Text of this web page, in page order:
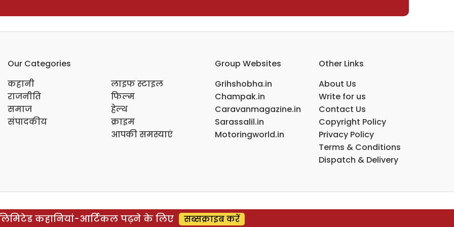
Our Categories
कहानी
राजनीति
समाज
संपादकीय
लाइफ स्टाइल
फिल्म
हेल्थ
क्राइम
आपकी समस्याएं
Group Websites
Grihshobha.in
Champak.in
Caravanmagazine.in
Sarassalil.in
Motoringworld.in
Other Links
About Us
Write for us
Contact Us
Copyright Policy
Privacy Policy
Terms & Conditions
Dispatch & Delivery
कहानियां-आर्टिकल पढ़ने के लिए सब्सक्राइब करें